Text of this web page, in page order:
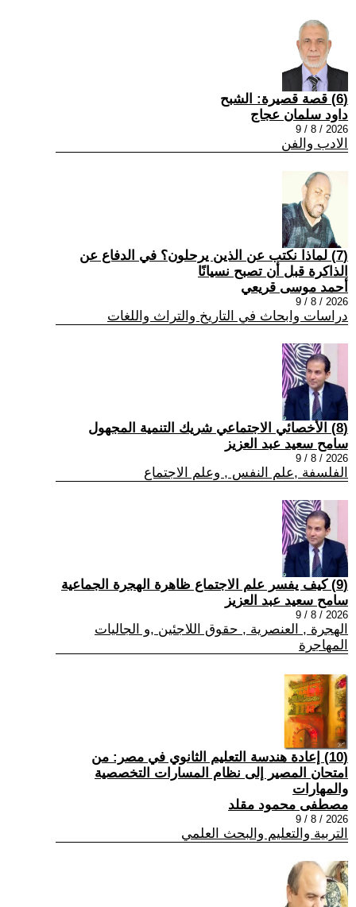
(6) قصة قصيرة: الشبح
داود سلمان عجاج
2026 / 8 / 9
الادب والفن
(7) لماذا نكتب عن الذين يرحلون؟ في الدفاع عن
الذاكرة قبل أن تصبح نسيانًا
أحمد موسى قريعي
2026 / 8 / 9
دراسات وابحاث في التاريخ والتراث واللغات
(8) الأخصائي الاجتماعي شريك التنمية المجهول
سامح سعيد عبد العزيز
2026 / 8 / 9
الفلسفة ,علم النفس , وعلم الاجتماع
(9) كيف يفسر علم الاجتماع ظاهرة الهجرة الجماعية
سامح سعيد عبد العزيز
2026 / 8 / 9
الهجرة , العنصرية , حقوق اللاجئين ,و الجاليات
المهاجرة
(10) إعادة هندسة التعليم الثانوي في مصر: من
امتحان المصير إلى نظام المسارات التخصصية
والمهارات
مصطفى محمود مقلد
2026 / 8 / 9
التربية والتعليم والبحث العلمي